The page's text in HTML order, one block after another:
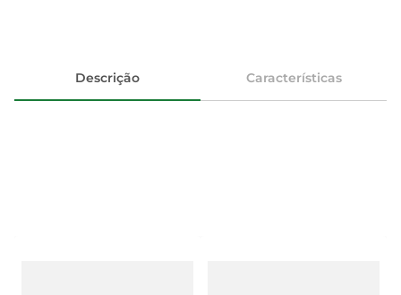
Descrição Características